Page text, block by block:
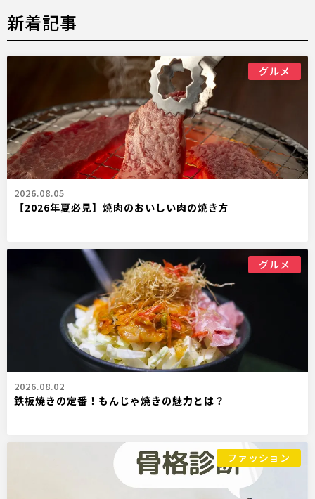
新着記事
グルメ
2026.08.05
【2026年夏必見】焼肉のおいしい肉の焼き方
グルメ
2026.08.02
鉄板焼きの定番！もんじゃ焼きの魅力とは？
ファッション